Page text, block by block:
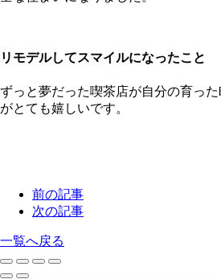
リモデルしてスマイルになったこと
ずっと夢だった喫茶店が自分の育っ
がとても嬉しいです。
前の記事
次の記事
一覧へ戻る